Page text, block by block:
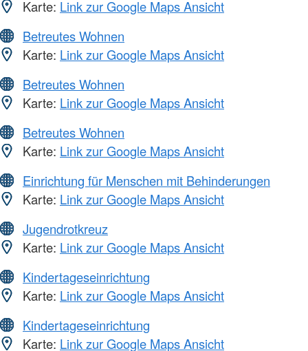
Karte: Link zur Google Maps Ansicht
Betreutes Wohnen
Karte: Link zur Google Maps Ansicht
Betreutes Wohnen
Karte: Link zur Google Maps Ansicht
Betreutes Wohnen
Karte: Link zur Google Maps Ansicht
Einrichtung für Menschen mit Behinderungen
Karte: Link zur Google Maps Ansicht
Jugendrotkreuz
Karte: Link zur Google Maps Ansicht
Kindertageseinrichtung
Karte: Link zur Google Maps Ansicht
Kindertageseinrichtung
Karte: Link zur Google Maps Ansicht